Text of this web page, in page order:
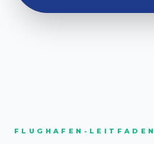
FLUGHAFEN-LEITFADEN